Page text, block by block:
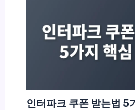
인터파크 쿠폰 받는법 5